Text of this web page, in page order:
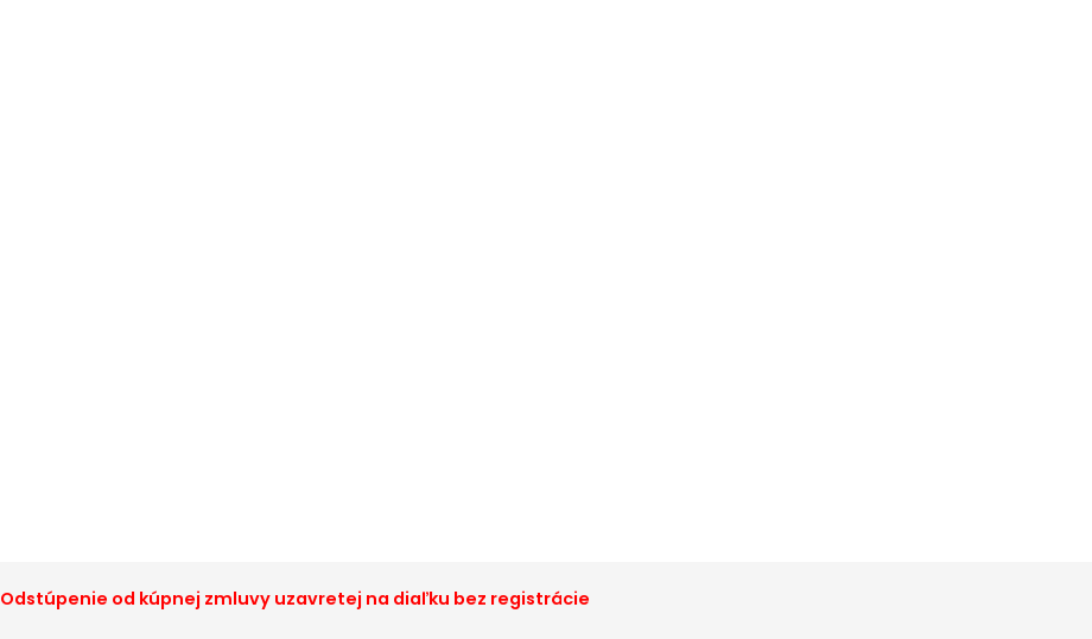
Odstúpenie od kúpnej zmluvy uzavretej na diaľku bez registrácie